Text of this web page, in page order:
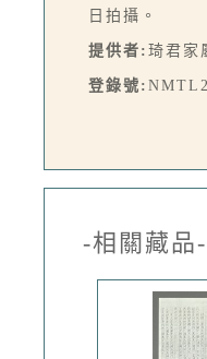
日拍攝。
提供者: 琦君家
登錄號:
-相關藏品-